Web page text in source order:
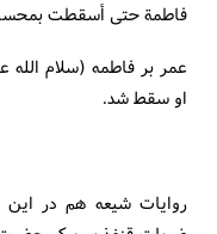
فاطمة حتی أسقطت
عمر بر فاطمه (سلام الله
او سقط شد.
روایات شیعه هم در این